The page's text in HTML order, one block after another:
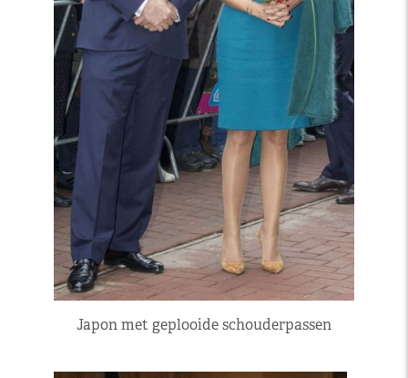
Japon met geplooide schouderpassen